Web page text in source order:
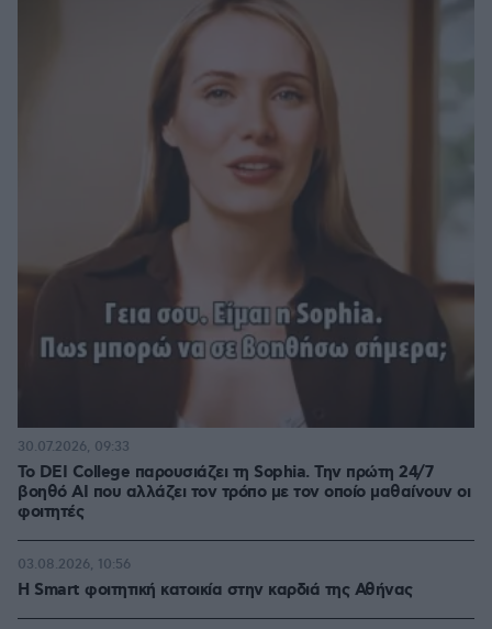
Το DEI College παρουσιάζει τη Sophia. Την πρώτη 24/7
βοηθό AI που αλλάζει τον τρόπο με τον οποίο μαθαίνουν οι
φοιτητές
30.07.2026, 09:33
Η Smart φοιτητική κατοικία στην καρδιά της Αθήνας
03.08.2026, 10:56